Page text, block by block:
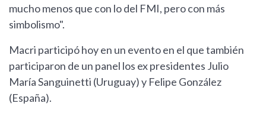
mucho menos que con lo del FMI, pero con más
simbolismo".
Macri participó hoy en un evento en el que también
participaron de un panel los ex presidentes Julio
María Sanguinetti (Uruguay) y Felipe González
(España).